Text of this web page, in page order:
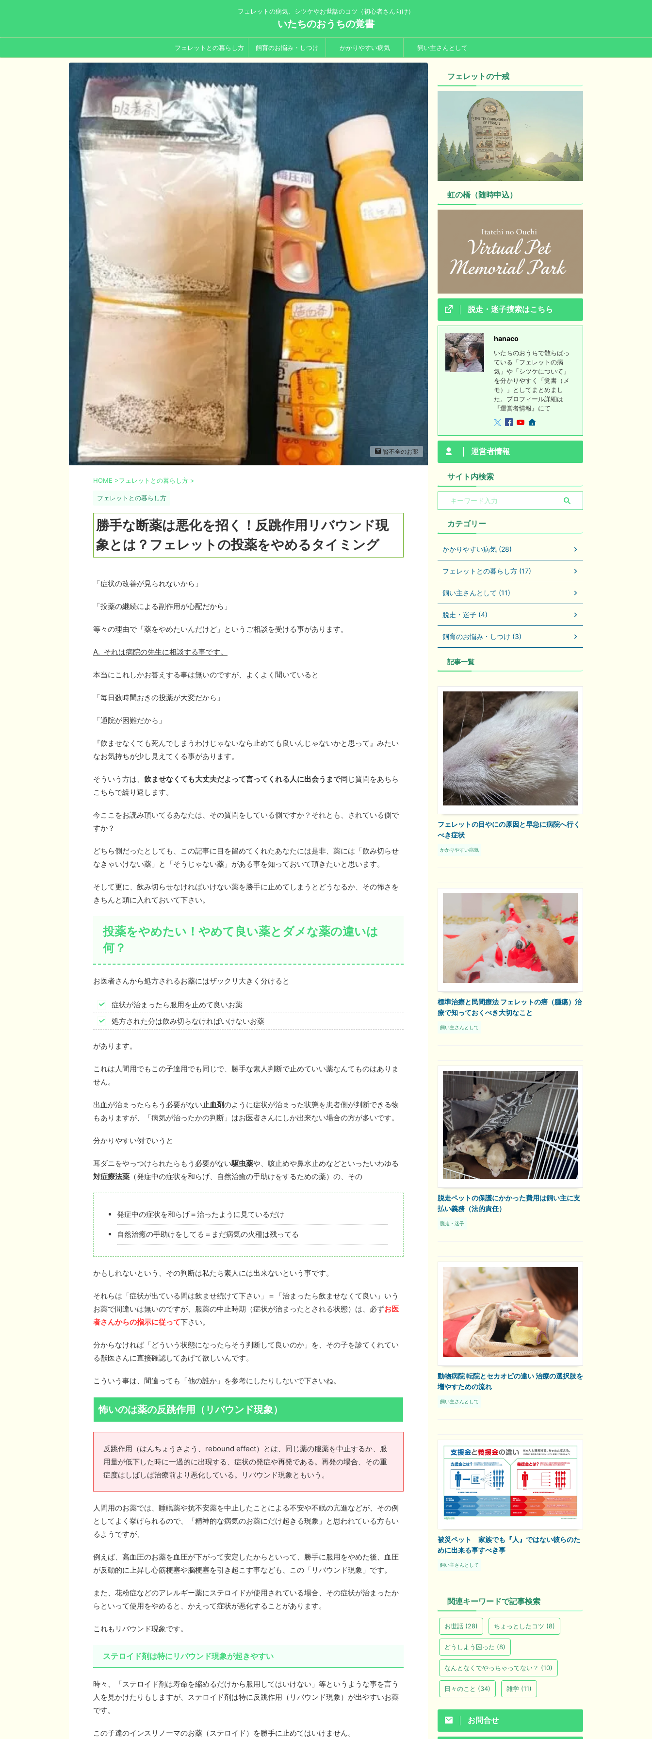
フェレットの病気、シツケやお世話のコツ（初心者さん向け）
いたちのおうちの覚書
フェレットとの暮らし方 飼育のお悩み・しつけ かかりやすい病気 飼い主さんとして
腎不全のお薬
HOME >フェレットとの暮らし方 >
フェレットとの暮らし方
勝手な断薬は悪化を招く！反跳作用リバウンド現
象とは？フェレットの投薬をやめるタイミング
「症状の改善が見られないから」
「投薬の継続による副作用が心配だから」
等々の理由で「薬をやめたいんだけど」というご相談を受ける事があります。
A. それは病院の先生に相談する事です。
本当にこれしかお答えする事は無いのですが、よくよく聞いていると
「毎日数時間おきの投薬が大変だから」
「通院が困難だから」
『飲ませなくても死んでしまうわけじゃないなら止めても良いんじゃないかと思って』みたい
なお気持ちが少し見えてくる事があります。
そういう方は、 飲ませなくても大丈夫だよって言ってくれる人に出会うまで同じ質問をあちら
こちらで繰り返します。
今ここをお読み頂いてるあなたは、その質問をしている側ですか？それとも、されている側で
すか？
どちら側だったとしても、この記事に目を留めてくれたあなたには是非、薬には「飲み切らせ
なきゃいけない薬」と「そうじゃない薬」がある事を知っておいて頂きたいと思います。
そして更に、飲み切らせなければいけない薬を勝手に止めてしまうとどうなるか、その怖さを
きちんと頭に入れておいて下さい。
投薬をやめたい！やめて良い薬とダメな薬の違いは
何？
お医者さんから処方されるお薬にはザックリ大きく分けると
症状が治まったら服用を止めて良いお薬
処方された分は飲み切らなければいけないお薬
があります。
これは人間用でもこの子達用でも同じで、勝手な素人判断で止めていい薬なんてものはありま
せん。
出血が治まったらもう必要がない 止血剤のように症状が治まった状態を患者側が判断できる物
もありますが、「病気が治ったかの判断」はお医者さんにしか出来ない場合の方が多いです。
分かりやすい例でいうと
耳ダニをやっつけられたらもう必要がない駆虫薬や、咳止めや鼻水止めなどといったいわゆる
対症療法薬 （発症中の症状を和らげ、自然治癒の手助けをするための薬）の、その
発症中の症状を和らげ＝治ったように見ているだけ
自然治癒の手助けをしてる＝まだ病気の火種は残ってる
かもしれないという、その判断は私たち素人には出来ないという事です。
それらは「症状が出ている間は飲ませ続けて下さい」＝「治まったら飲ませなくて良い」いう
お薬で間違いは無いのですが、服薬の中止時期（症状が治まったとされる状態）は、必ずお医
者さんからの指示に従って下さい。
分からなければ「どういう状態になったらそう判断して良いのか」を、その子を診てくれてい
る獣医さんに直接確認してあげて欲しいんです。
こういう事は、間違っても「他の誰か」を参考にしたりしないで下さいね。
怖いのは薬の反跳作用（リバウンド現象）
反跳作用（はんちょうさよう、rebound effect）とは、同じ薬の服薬を中止するか、服
用量が低下した時に一過的に出現する、症状の発症や再発である。再発の場合、その重
症度はしばしば治療前より悪化している。リバウンド現象ともいう。
人間用のお薬では、睡眠薬や抗不安薬を中止したことによる不安や不眠の亢進などが、その例
としてよく挙げられるので、「精神的な病気のお薬にだけ起きる現象」と思われている方もい
るようですが、
例えば、高血圧のお薬を血圧が下がって安定したからといって、勝手に服用をやめた後、血圧
が反動的に上昇し心筋梗塞や脳梗塞を引き起こす事なども、この「リバウンド現象」です。
また、花粉症などのアレルギー薬にステロイドが使用されている場合、その症状が治まったか
らといって使用をやめると、かえって症状が悪化することがあります。
これもリバウンド現象です。
ステロイド剤は特にリバウンド現象が起きやすい
時々、「ステロイド剤は寿命を縮めるだけから服用してはいけない」等というような事を言う
人を見かけたりもしますが、ステロイド剤は特に反跳作用（リバウンド現象）が出やすいお薬
です。
この子達のインスリノーマのお薬（ステロイド）を勝手に止めてはいけません。
フェレットの十戒
虹の橋（随時申込）
脱走・迷子捜索はこちら
hanaco
いたちのおうちで散らばっ
ている「フェレットの病
気」や「シツケについて」
を分かりやすく「覚書（メ
モ）」としてまとめまし
た。プロフィール詳細は
『運営者情報』にて
運営者情報
サイト内検索
カテゴリー
かかりやすい病気 (28)
フェレットとの暮らし方 (17)
飼い主さんとして (11)
脱走・迷子 (4)
飼育のお悩み・しつけ (3)
記事一覧
フェレットの目やにの原因と早急に病院へ行く
べき症状
かかりやすい病気
標準治療と民間療法 フェレットの癌（腫瘍）治
療で知っておくべき大切なこと
飼い主さんとして
脱走ペットの保護にかかった費用は飼い主に支
払い義務（法的責任）
脱走・迷子
動物病院 転院とセカオピの違い 治療の選択肢を
増やすための流れ
飼い主さんとして
被災ペット 家族でも『人』ではない彼らのた
めに出来る事すべき事
飼い主さんとして
関連キーワードで記事検索
お世話 (28) ちょっとしたコツ (8)
どうしよう困った (8)
なんとなくでやっちゃってない？ (10)
日々のこと (34) 雑学 (11)
お問合せ